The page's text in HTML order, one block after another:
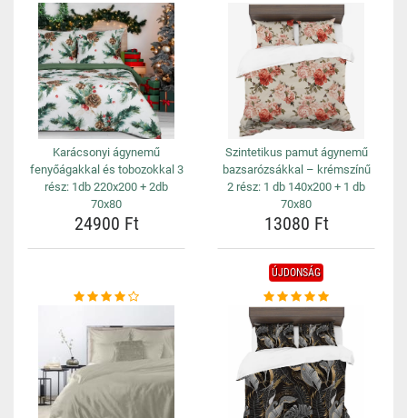
Karácsonyi ágynemű
fenyőágakkal és tobozokkal 3
rész: 1db 220x200 + 2db
70x80
24900 Ft
Szintetikus pamut ágynemű
bazsarózsákkal – krémszínű
2 rész: 1 db 140x200 + 1 db
70x80
13080 Ft
ÚJDONSÁG